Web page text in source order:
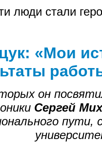
люди стали
«Мои
он
Сергей
пути,